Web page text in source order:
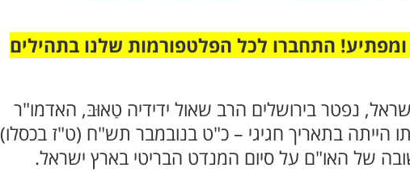
ומפתיע! התחברו לכל הפלטפורמות שלנו בתהילים
נפטר בירושלים הרב שאול ידידיה טַאוּבּ, האדמו"ר
הייתה בתאריך חגיגי – כ"ט בנובמבר תש"ח (ט"ז בכסלו)
של האו"ם על סיום המנדט הבריטי בארץ ישראל.